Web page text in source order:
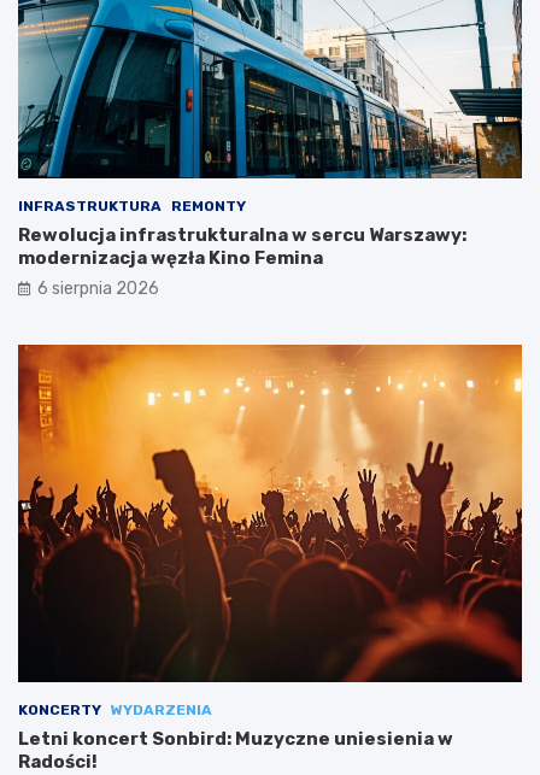
INFRASTRUKTURA REMONTY
Rewolucja infrastrukturalna w sercu Warszawy:
modernizacja węzła Kino Femina
6 sierpnia 2026
KONCERTY WYDARZENIA
Letni koncert Sonbird: Muzyczne uniesienia w
Radości!